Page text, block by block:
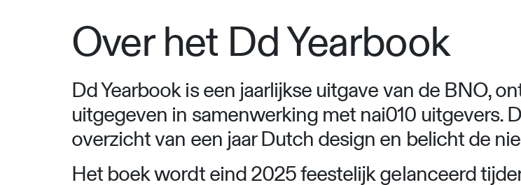
Over het Dd Yearbook
Dd Yearbook is een jaarlijkse uitgave van de BNO,
uitgegeven in samenwerking met nai010 uitgevers.
overzicht van een jaar Dutch design en belicht de
Het boek wordt eind 2025 feestelijk gelanceerd